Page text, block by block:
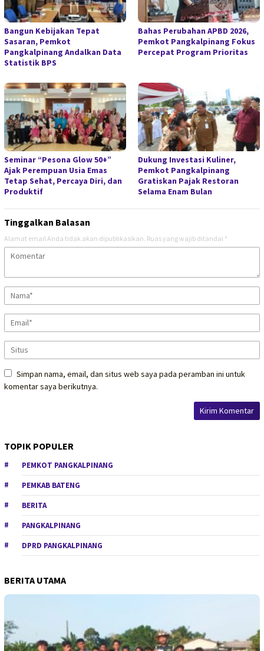
Bangun Kebijakan Tepat
Sasaran, Pemkot
Pangkalpinang Andalkan Data
Statistik BPS
Bahas Perubahan APBD 2026,
Pemkot Pangkalpinang Fokus
Percepat Program Prioritas
Seminar “Pesona Glow 50+”
Ajak Perempuan Usia Emas
Tetap Sehat, Percaya Diri, dan
Produktif
Dukung Investasi Kuliner,
Pemkot Pangkalpinang
Gratiskan Pajak Restoran
Selama Enam Bulan
Tinggalkan Balasan
Alamat email Anda tidak akan dipublikasikan. Ruas yang wajib ditandai *
Simpan nama, email, dan situs web saya pada peramban ini untuk
komentar saya berikutnya.
TOPIK POPULER
PEMKOT PANGKALPINANG
PEMKAB BATENG
BERITA
PANGKALPINANG
DPRD PANGKALPINANG
BERITA UTAMA